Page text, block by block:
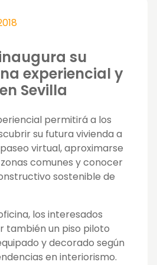
su
experiencial y
Sevilla
permitirá a los
su futura vivienda a
virtual, aproximarse
comunes y conocer
sostenible de
los interesados
también un piso piloto
y decorado según
en interiorismo.